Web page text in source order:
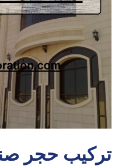
تركيب حجر